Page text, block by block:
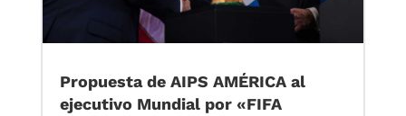
Propuesta de AIPS AMÉRICA al
ejecutivo Mundial por «FIFA